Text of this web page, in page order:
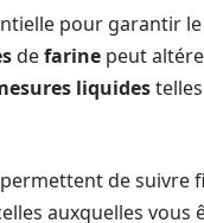
pour garantir le
defarine peut
liquides
permettent de suivre
auxquelles vous